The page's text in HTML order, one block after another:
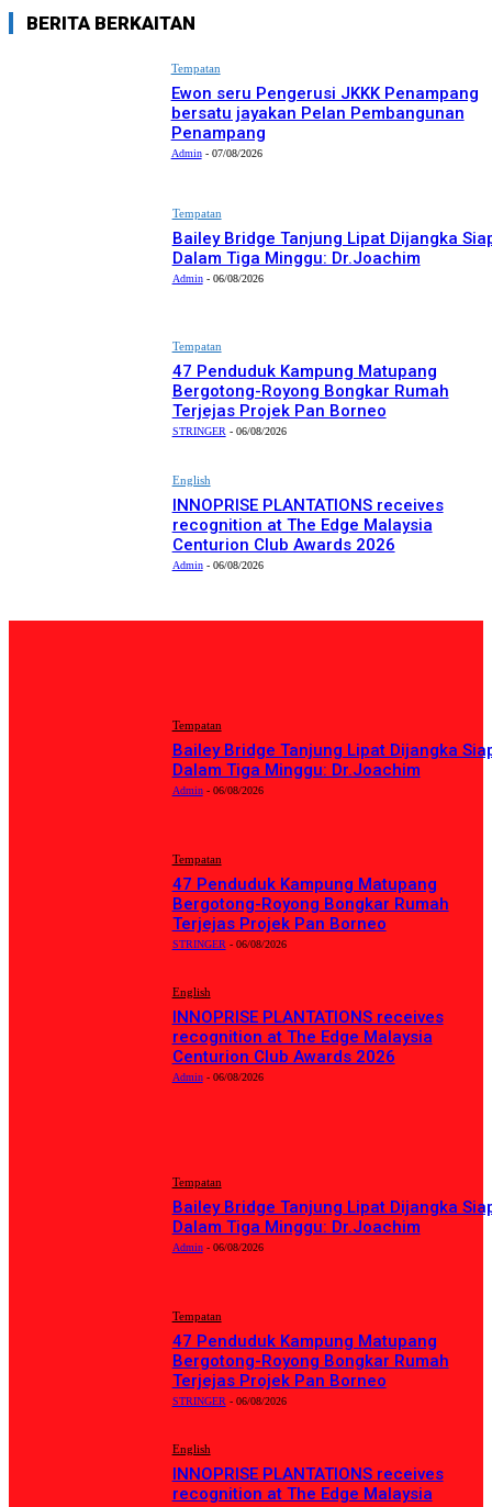
BERITA BERKAITAN
Tempatan
Ewon seru Pengerusi JKKK Penampang
bersatu jayakan Pelan Pembangunan
Penampang
Admin - 07/08/2026
Tempatan
Bailey Bridge Tanjung Lipat Dijangka
Dalam Tiga Minggu: Dr.Joachim
Admin - 06/08/2026
Tempatan
47 Penduduk Kampung Matupang
Bergotong-Royong Bongkar Rumah
Terjejas Projek Pan Borneo
STRINGER - 06/08/2026
English
INNOPRISE PLANTATIONS receives
recognition at The Edge Malaysia
Centurion Club Awards 2026
Admin - 06/08/2026
Tempatan
Bailey Bridge Tanjung Lipat Dijangka
Dalam Tiga Minggu: Dr.Joachim
Admin - 06/08/2026
Tempatan
47 Penduduk Kampung Matupang
Bergotong-Royong Bongkar Rumah
Terjejas Projek Pan Borneo
STRINGER - 06/08/2026
English
INNOPRISE PLANTATIONS receives
recognition at The Edge Malaysia
Centurion Club Awards 2026
Admin - 06/08/2026
Tempatan
Bailey Bridge Tanjung Lipat Dijangka
Dalam Tiga Minggu: Dr.Joachim
Admin - 06/08/2026
Tempatan
47 Penduduk Kampung Matupang
Bergotong-Royong Bongkar Rumah
Terjejas Projek Pan Borneo
STRINGER - 06/08/2026
English
INNOPRISE PLANTATIONS receives
recognition at The Edge Malaysia